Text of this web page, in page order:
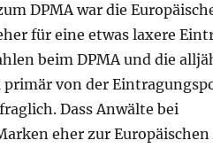
DPMA war die
für eine etwas laxere
beim DPMA und die
primär von der
Dass Anwälte bei
eher zur